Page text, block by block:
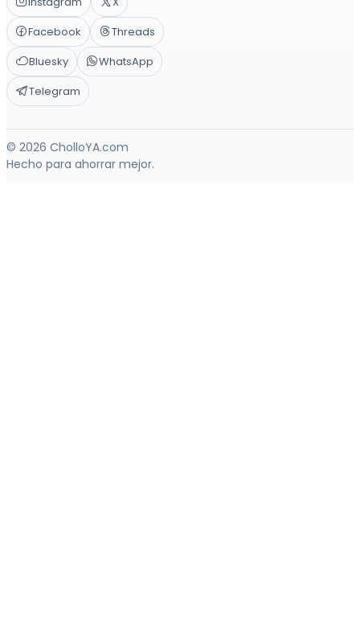
Facebook
Threads
Bluesky
WhatsApp
Telegram
© 2026 CholloYA.com
Hecho para ahorrar mejor.